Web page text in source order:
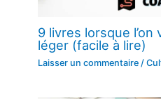
9 livres lorsque l’on
léger (facile à lire)
Laisser un commentaire /